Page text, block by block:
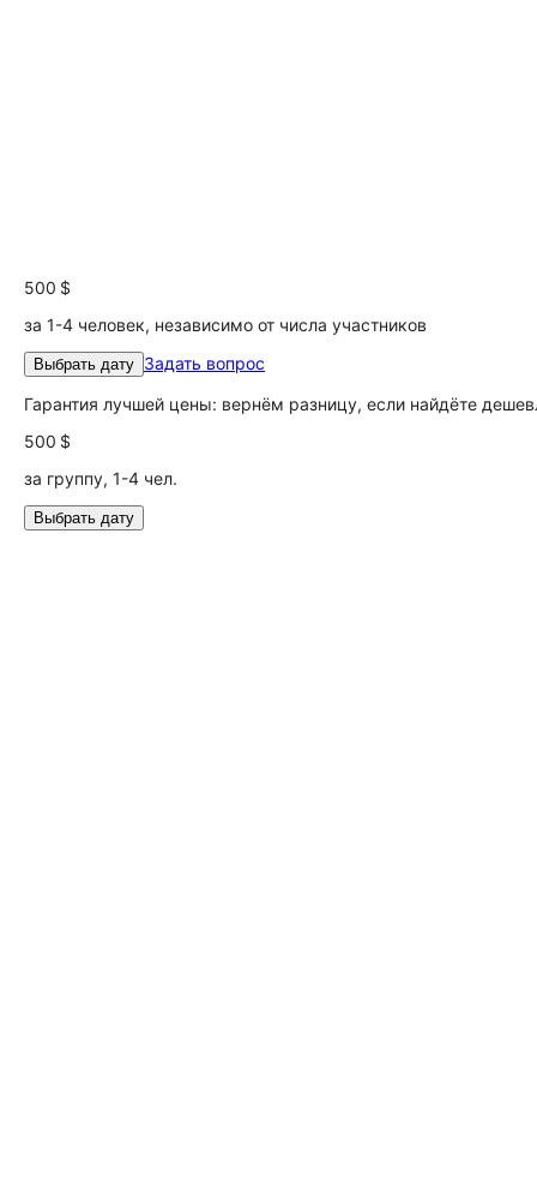
500 $
за 1-4 человек, независимо от числа участников
Выбрать дату Задать вопрос
Гарантия лучшей цены: вернём разницу, если найдёте
500 $
за группу, 1-4 чел.
Выбрать дату